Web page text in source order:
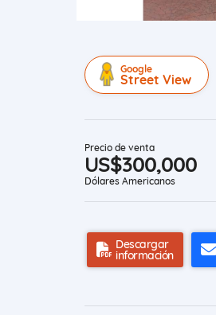
Google
Street View
Precio de venta
US$300,000
Dólares Americanos
Descargar
información